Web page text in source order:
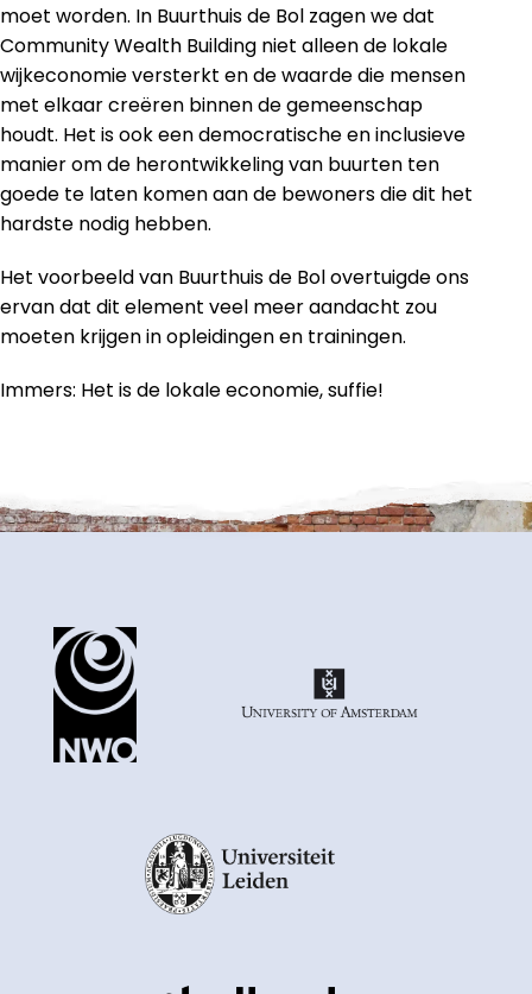
moet worden. In Buurthuis de Bol zagen we dat
Community Wealth Building niet alleen de lokale
wijkeconomie versterkt en de waarde die mensen
met elkaar creëren binnen de gemeenschap
houdt. Het is ook een democratische en inclusieve
manier om de herontwikkeling van buurten ten
goede te laten komen aan de bewoners die dit het
hardste nodig hebben.
Het voorbeeld van Buurthuis de Bol overtuigde ons
ervan dat dit element veel meer aandacht zou
moeten krijgen in opleidingen en trainingen.
Immers: Het is de lokale economie, suffie!